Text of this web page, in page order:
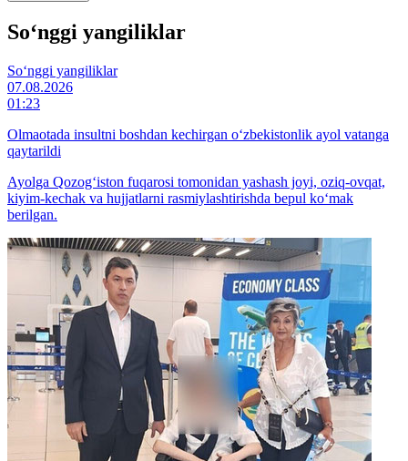
So‘nggi yangiliklar
So‘nggi yangiliklar
07.08.2026
01:23
Olmaotada insultni boshdan kechirgan o‘zbekistonlik ayol vatanga
qaytarildi
Ayolga Qozog‘iston fuqarosi tomonidan yashash joyi, oziq-ovqat,
kiyim-kechak va hujjatlarni rasmiylashtirishda bepul ko‘mak
berilgan.